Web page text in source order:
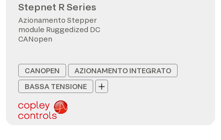
Stepnet R Series
Azionamento Stepper
module Ruggedized DC
CANopen
CANOPEN
AZIONAMENTO INTEGRATO
BASSA TENSIONE